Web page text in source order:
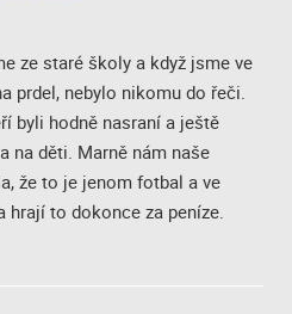
ze staré školy a když jsme ve
prdel, nebylo nikomu do řeči.
byli hodně nasraní a ještě
na děti. Marně nám naše
že to je jenom fotbal a ve
to dokonce za peníze.